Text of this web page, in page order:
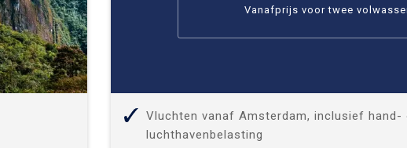
Vanafprijs voor twee
Vluchten vanaf Amsterdam, inclusief hand-
luchthavenbelasting